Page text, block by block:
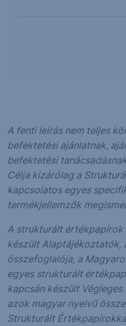
A fenti leírás nem teljes
befektetési ajánlatnak,
befektetési
Célja kizárólag a
kapcsolatos egyes
termékjellemzők
A strukturált
készült Alaptájékoztatók,
összefoglalója, a
egyes strukturált
kapcsán készült
azok magyar nyelvű
Strukturált